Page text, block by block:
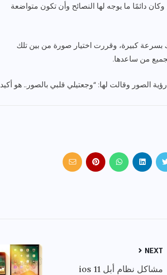
دائمًا ما يوجه لها النصائح وأن تكون متواضعة
بسرعة كبيرة، وقررت اختيار صورة من بين تلك
من ساعدها.
الصور وقالت لها: “وجعتيلي قلبي بالصور.. هو أكيد
NEXT
مشاكل نظام أبل ios 11